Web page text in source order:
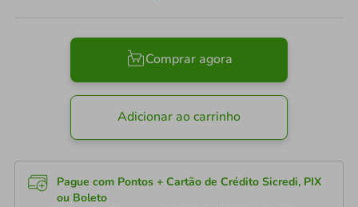
Comprar agora
Adicionar ao carrinho
Pague com Pontos + Cartão de Crédito Sicredi, PIX
ou Boleto